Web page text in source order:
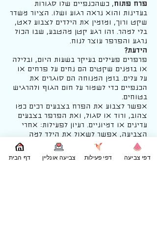
פרח פתוח, כשהכנפיים שלו סגורות
בעדינות והוא נראה רגוע ושלו. הציור משדר
שקט ורוך, ומזמין את הילדים לצבוע לאט,
בלי למהר. זהו רגע קטן מהטבע, שבו הכול
נרגע והפרפר עוצר לנוח.
הידעת?
פרפרים פעילים בעיקר בשעות היום, ובלילה
או בזמנים שקטים הם נחים על פרחים או
על עלים. בזמן המנוחה הם סוגרים את
הכנפיים כדי לשמור על חום הגוף ולהרגיש
בטוחים.
אפשר לצבוע את הפרח בצבעים רכים כמו
צהוב, ורוד או סגול, ואת הפרפר בצבעים
עדינים או דמיוניים. רעיון לפעילות: אחרי
הצביעה, אפשר לשאול את הילד למה
הפרפר בחר לנוח על הפרח, איך הוא
מרגיש כשהוא ישן, ומה יקרה כשהוא
יתעורר. כך הצביעה הופכת גם לפעילות
דף הבית צביעה אונליין דפי פעילות דפי צביעה